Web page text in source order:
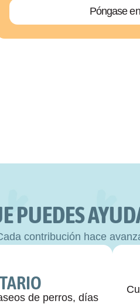
Póngase
PUEDES
contribución hace
de perros, días